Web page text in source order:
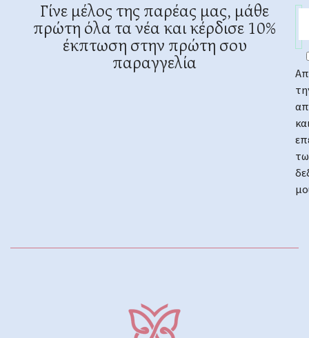
Γίνε μέλος της παρέας μας, μάθε
πρώτη όλα τα νέα και κέρδισε 10%
έκπτωση στην πρώτη σου
παραγγελία